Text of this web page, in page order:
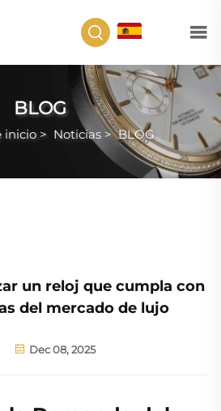
BLOG
inicio > Noticias >BLOG
un reloj que cumpla con
del mercado de lujo
Dec 08, 2025